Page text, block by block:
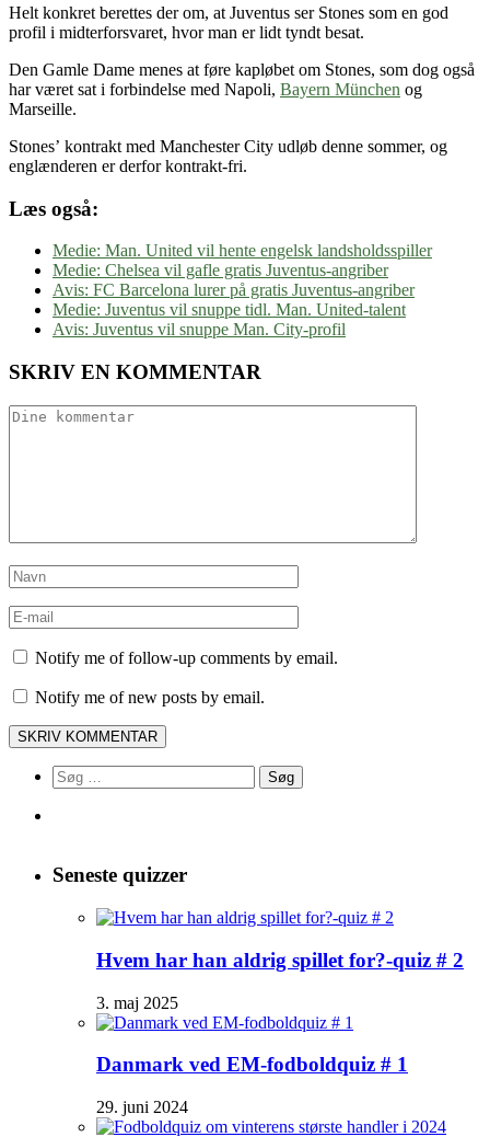
Helt konkret berettes der om, at Juventus ser Stones som en god
profil i midterforsvaret, hvor man er lidt tyndt besat.
Den Gamle Dame menes at føre kapløbet om Stones, som dog også
har været sat i forbindelse med Napoli, Bayern München og
Marseille.
Stones’ kontrakt med Manchester City udløb denne sommer, og
englænderen er derfor kontrakt-fri.
Læs også:
Medie: Man. United vil hente engelsk landsholdsspiller
Medie: Chelsea vil gafle gratis Juventus-angriber
Avis: FC Barcelona lurer på gratis Juventus-angriber
Medie: Juventus vil snuppe tidl. Man. United-talent
Avis: Juventus vil snuppe Man. City-profil
SKRIV EN KOMMENTAR
Notify me of follow-up comments by email.
Notify me of new posts by email.
Søg
efter:
Seneste quizzer
Hvem har han aldrig spillet for?-quiz # 2
3. maj 2025
Danmark ved EM-fodboldquiz # 1
29. juni 2024